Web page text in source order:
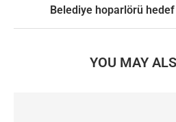
Belediye hoparlörü
YOU MAY